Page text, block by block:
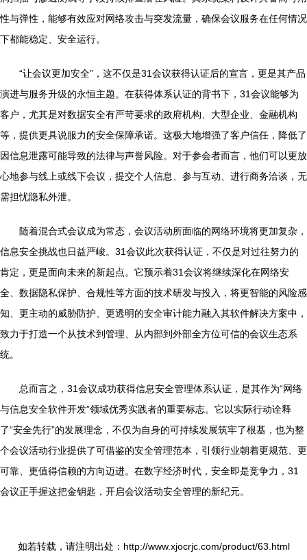
性与弹性，能够有效应对网络攻击与突发流量，确保会议服务在任何情况
下都能稳定、安全运行。
“让会议更加安全”，这不仅是31会议获得认证后的宣言，更是其产品
演进与服务升级的永恒主题。在获得体系认证的背书下，31会议能够为
客户，尤其是对数据安全有严苛要求的政府机构、大型企业、金融机构
等，提供更具说服力的安全保障承诺。这极大地增强了客户信任，降低了
因信息泄露可能导致的法律与声誉风险。对于参会者而言，他们可以更放
心地参与线上或线下会议，提交个人信息、参与互动、进行商务洽谈，无
需担忧隐私外泄。
随着混合式会议成为常态，会议活动所面临的网络环境将更加复杂，
信息安全挑战也日益严峻。31会议此次获得认证，不仅是对过往努力的
肯定，更是面向未来的新起点。它预示着31会议将继续深化在网络安
全、数据隐私保护、合规性等方面的技术研发与投入，将更智能的风险感
知、更主动的威胁防护、更透明的安全审计能力融入其软件解决方案中，
致力于打造一个从技术到管理、从内部到外部全方位可信的会议生态系
统。
总而言之，31会议成功获得信息安全管理体系认证，是其作为“网络
与信息安全软件开发”领域优秀实践者的重要标志。它以实际行动诠释
了“安全先行”的发展理念，不仅为自身的可持续发展筑牢了根基，也为整
个会议活动行业提供了可借鉴的安全管理范本，引领行业朝着更规范、更
可靠、更值得信赖的方向迈进。在数字经济时代，安全即是竞争力，31
会议正手握这把金钥匙，开启会议活动安全管理的新纪元。
如若转载，请注明出处：http://www.xjocrjc.com/product/63.html